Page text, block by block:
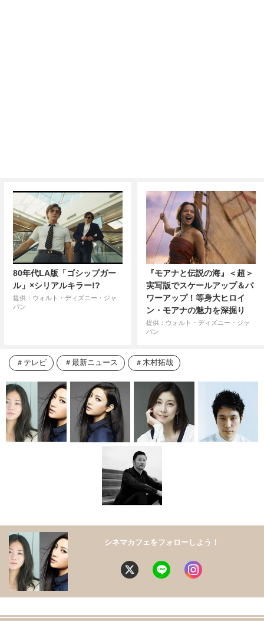
80年代LA版「ゴシップガー
ル」×シリアルキラー!?
提供：ウォルト・ディズニー・ジャ
パン
『モアナと伝説の海』＜超＞
実写版でスケールアップ＆パ
ワーアップ！等身大ヒロイ
ン・モアナの魅力を深掘り
提供：ウォルト・ディズニー・ジャ
パン
テレビ 最新ニュース 木村拓哉
シネマカフェをフォローしよう！